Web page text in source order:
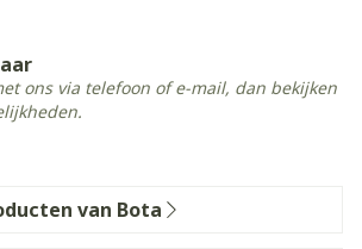
ons via telefoon of e-mail, dan bekijken
van Bota